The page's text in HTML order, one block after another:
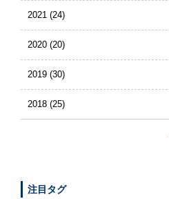
2021 (24)
2020 (20)
2019 (30)
2018 (25)
注目タグ